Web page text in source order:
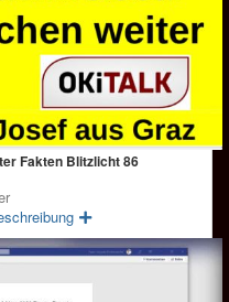
Fakten Blitzlicht 86